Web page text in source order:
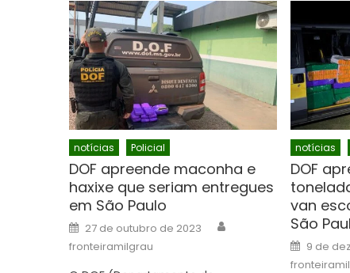
notícias Policial
DOF apreende maconha e
haxixe que seriam entregues
em São Paulo
Posted
on
27 de outubro de 2023
fronteiramilgrau
notícias
DOF
van
São
Posted
on
9 de